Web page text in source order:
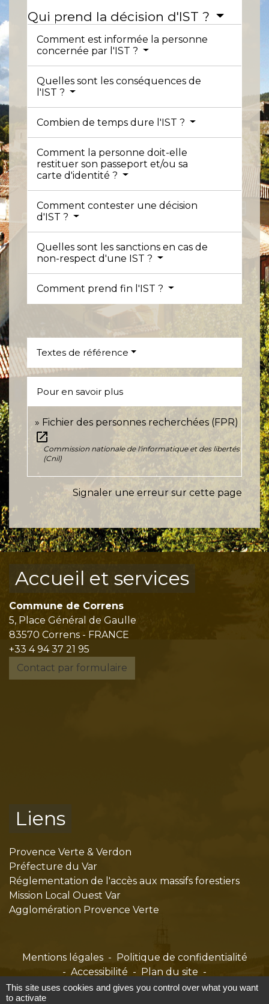
Qui prend la décision d'IST ?
Comment est informée la personne
concernée par l'IST ?
Quelles sont les conséquences de
l'IST ?
Combien de temps dure l'IST ?
Comment la personne doit-elle
restituer son passeport et/ou sa
carte d'identité ?
Comment contester une décision
d'IST ?
Quelles sont les sanctions en cas de
non-respect d'une IST ?
Comment prend fin l'IST ?
Textes de référence
Pour en savoir plus
Fichier des personnes recherchées (FPR)
open_in_new
Commission nationale de l'informatique et des libertés
(Cnil)
Signaler une erreur sur cette page
Accueil et services
Commune de Correns
5, Place Général de Gaulle
83570 Correns - FRANCE
+33 4 94 37 21 95
Contact par formulaire
Liens
Provence Verte & Verdon
Préfecture du Var
Réglementation de l'accès aux massifs forestiers
Mission Local Ouest Var
Agglomération Provence Verte
Mentions légales -
Politique de confidentialité
- Accessibilité - Plan du site -
Gestion des cookies
This site uses cookies and gives you control over what you want
to activate